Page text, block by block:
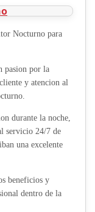
Nocturno para
pasion por la
y atencion al
durante la noche,
servicio 24/7 de
una excelente
beneficios y
dentro de la